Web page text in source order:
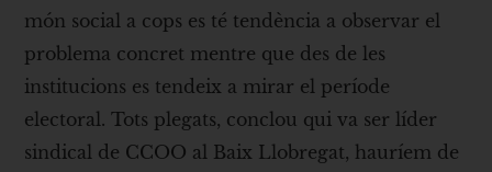
món social a cops es té tendència a observar el
problema concret mentre que des de les
institucions es tendeix a mirar el període
electoral. Tots plegats, conclou qui va ser líder
sindical de CCOO al Baix Llobregat, hauríem de